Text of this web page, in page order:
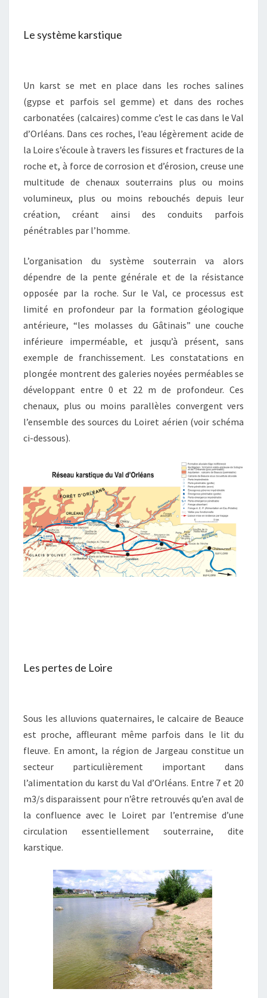
Le système karstique
Un karst se met en place dans les roches salines
(gypse et parfois sel gemme) et dans des roches
carbonatées (calcaires) comme c’est le cas dans le Val
d’Orléans. Dans ces roches, l’eau légèrement acide de
la Loire s’écoule à travers les fissures et fractures de la
roche et, à force de corrosion et d’érosion, creuse une
multitude de chenaux souterrains plus ou moins
volumineux, plus ou moins rebouchés depuis leur
création, créant ainsi des conduits parfois
pénétrables par l’homme.
L’organisation du système souterrain va alors
dépendre de la pente générale et de la résistance
opposée par la roche. Sur le Val, ce processus est
limité en profondeur par la formation géologique
antérieure, “les molasses du Gâtinais” une couche
inférieure imperméable, et jusqu’à présent, sans
exemple de franchissement. Les constatations en
plongée montrent des galeries noyées perméables se
développant entre 0 et 22 m de profondeur. Ces
chenaux, plus ou moins parallèles convergent vers
l’ensemble des sources du Loiret aérien (voir schéma
ci-dessous).
Les pertes de Loire
Sous les alluvions quaternaires, le calcaire de Beauce
est proche, affleurant même parfois dans le lit du
fleuve. En amont, la région de Jargeau constitue un
secteur particulièrement important dans
l’alimentation du karst du Val d’Orléans. Entre 7 et 20
m3/s disparaissent pour n’être retrouvés qu’en aval de
la confluence avec le Loiret par l’entremise d’une
circulation essentiellement souterraine, dite
karstique.